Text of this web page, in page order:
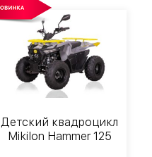
Детский квадроцикл
Mikilon Hammer 125